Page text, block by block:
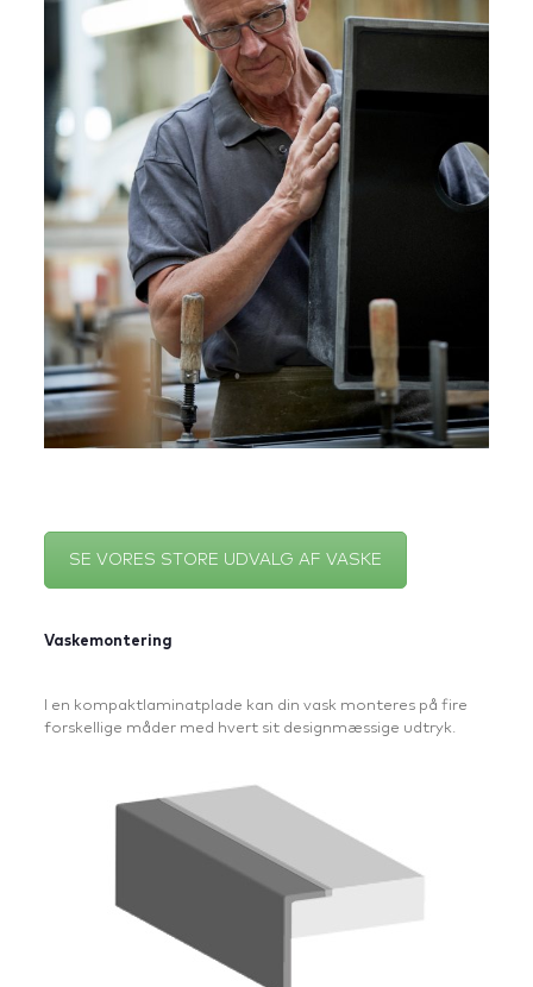
SE VORES STORE UDVALG AF VASKE
Vaskemontering
I en kompaktlaminatplade kan din vask monteres på fire
forskellige måder med hvert sit designmæssige udtryk.